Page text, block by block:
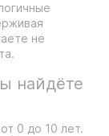
не
найдёте
0 до 10 лет.